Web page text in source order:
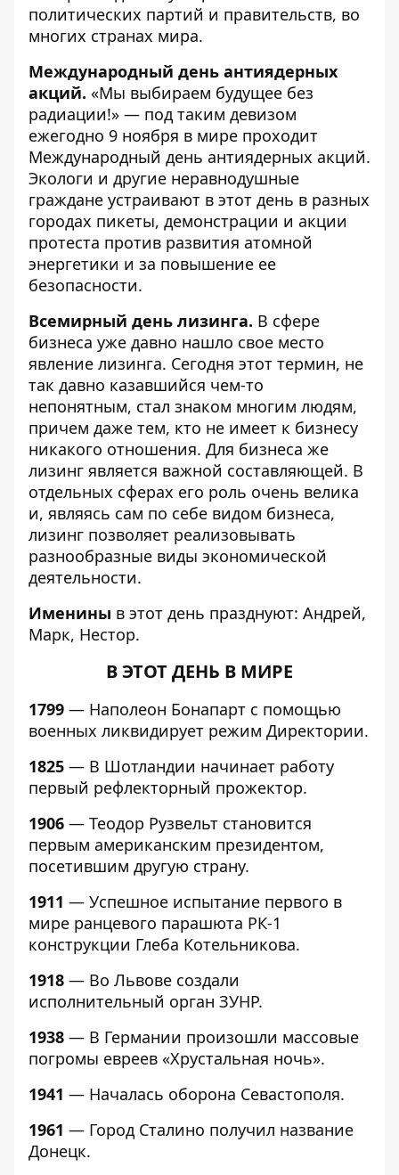
политических партий и правительств, во
многих странах мира.
Международный день антиядерных
акций. «Мы выбираем будущее без
радиации!» — под таким девизом
ежегодно 9 ноября в мире проходит
Международный день антиядерных акций.
Экологи и другие неравнодушные
граждане устраивают в этот день в разных
городах пикеты, демонстрации и акции
протеста против развития атомной
энергетики и за повышение ее
безопасности.
Всемирный день лизинга. В сфере
бизнеса уже давно нашло свое место
явление лизинга. Сегодня этот термин, не
так давно казавшийся чем-то
непонятным, стал знаком многим людям,
причем даже тем, кто не имеет к бизнесу
никакого отношения. Для бизнеса же
лизинг является важной составляющей. В
отдельных сферах его роль очень велика
и, являясь сам по себе видом бизнеса,
лизинг позволяет реализовывать
разнообразные виды экономической
деятельности.
Именины в этот день празднуют: Андрей,
Марк, Нестор.
В ЭТОТ ДЕНЬ В МИРЕ
1799 — Наполеон Бонапарт с помощью
военных ликвидирует режим Директории.
1825 — В Шотландии начинает работу
первый рефлекторный прожектор.
1906 — Теодор Рузвельт становится
первым американским президентом,
посетившим другую страну.
1911 — Успешное испытание первого в
мире ранцевого парашюта РК-1
конструкции Глеба Котельникова.
1918 — Во Львове создали
исполнительный орган ЗУНР.
1938 — В Германии произошли массовые
погромы евреев «Хрустальная ночь».
1941 — Началась оборона Севастополя.
1961 — Город Сталино получил название
Донецк.